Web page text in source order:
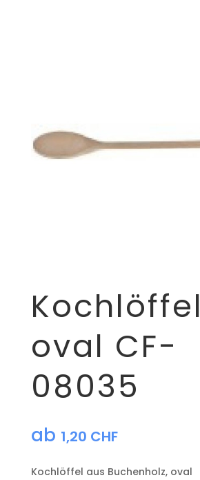
Kochlöffel
oval CF-
08035
ab 1,20 CHF
Kochlöffel aus Buchenholz, oval